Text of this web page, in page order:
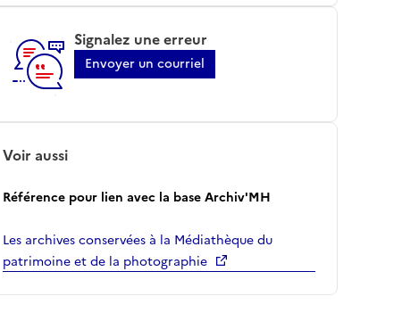
Signalez une erreur
Envoyer un courriel
Voir aussi
Référence pour lien avec la base Archiv'MH
Les archives conservées à la Médiathèque du
patrimoine et de la photographie